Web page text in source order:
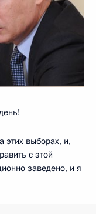
этих выборах, и,
с этой
заведено, и я